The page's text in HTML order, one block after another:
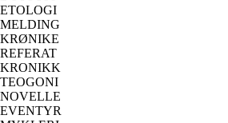
ETOLOGI
MELDING
KRØNIKE
REFERAT
KRONIKK
TEOGONI
NOVELLE
EVENTYR